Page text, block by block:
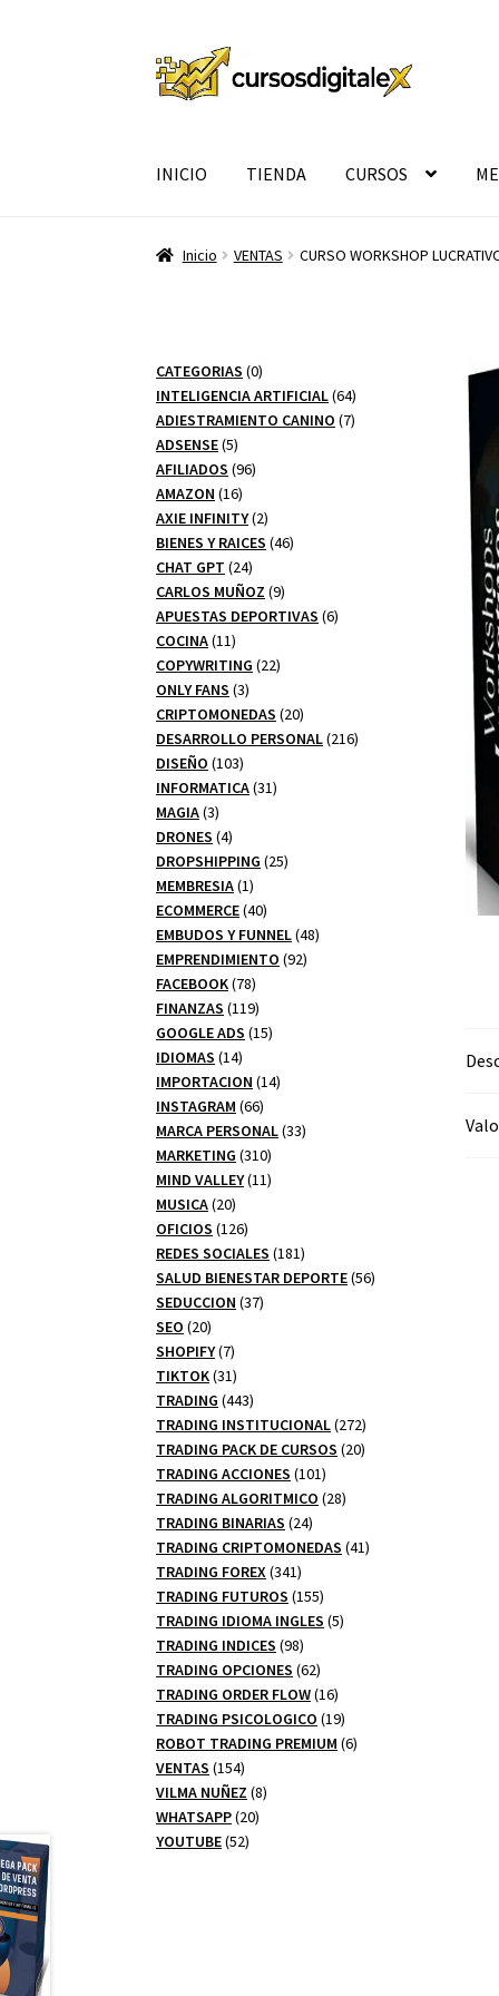
Ir
a
Ir
al
INICIO TIENDA CURSOS
Inicio VENTAS CURSO WORKSHOP
CATEGORIAS 00
productos
INTELIGENCIA ARTIFICIAL 6464
productos
ADIESTRAMIENTO CANINO 77
ADSENSE 55
productos
AFILIADOS 9696
AMAZON 1616
productos
AXIE INFINITY 22
productos
BIENES Y RAICES 4646
CHAT GPT 2424
productos
CARLOS MUÑOZ 99
productos
APUESTAS DEPORTIVAS 66
COCINA 1111
productos
COPYWRITING 2222
ONLY FANS 33
productos
CRIPTOMONEDAS 2020
productos
DESARROLLO PERSONAL 216216
DISEÑO 103103
productos
INFORMATICA 3131
MAGIA 33
productos
DRONES 44
productos
DROPSHIPPING 2525
MEMBRESIA 11
producto
ECOMMERCE 4040
productos
EMBUDOS Y FUNNEL 4848
EMPRENDIMIENTO 9292
FACEBOOK 7878
productos
FINANZAS 119119
productos
GOOGLE ADS 1515
IDIOMAS 1414
productos
IMPORTACION 1414
INSTAGRAM 6666
productos
MARCA PERSONAL 3333
MARKETING 310310
productos
MIND VALLEY 1111
MUSICA 2020
productos
OFICIOS 126126
productos
REDES SOCIALES 181181
productos
SALUD BIENESTAR DEPORTE 5656
SEDUCCION 3737
SEO 2020
productos
SHOPIFY 77
productos
TIKTOK 3131
productos
TRADING 443443
productos
TRADING INSTITUCIONAL 272272
productos
TRADING PACK DE CURSOS 2020
TRADING ACCIONES 101101
productos
TRADING ALGORITMICO 2828
TRADING BINARIAS 2424
productos
TRADING CRIPTOMONEDAS 4141
TRADING FOREX 341341
productos
TRADING FUTUROS 155155
productos
TRADING IDIOMA INGLES 55
TRADING INDICES 9898
productos
TRADING OPCIONES 6262
productos
TRADING ORDER FLOW 1616
productos
TRADING PSICOLOGICO 1919
productos
ROBOT TRADING PREMIUM 66
VENTAS 154154
productos
VILMA NUÑEZ 88
WHATSAPP 2020
YOUTUBE 5252